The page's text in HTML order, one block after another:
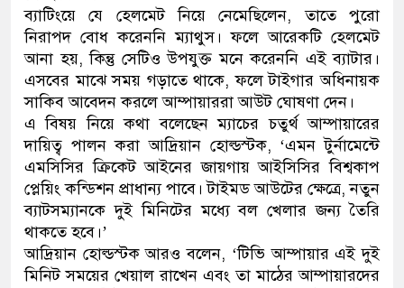
থানা পুলিশ
ব্যাটিংয়ে যে হেলমেট নিয়ে নেমেছিলেন, তাতে পুরো
নিরাপদ বোধ করেননি ম্যাথুস। ফলে আরেকটি হেলমেট
আনা হয়, কিন্তু সেটিও উপযুক্ত মনে করেননি এই ব্যাটার।
এসবের মাঝে সময় গড়াতে থাকে, ফলে টাইগার অধিনায়ক
সাকিব আবেদন করলে আম্পায়াররা আউট ঘোষণা দেন।
এ বিষয় নিয়ে কথা বলেছেন ম্যাচের চতুর্থ আম্পায়ারের
দায়িত্ব পালন করা আদ্রিয়ান হোল্ডস্টক, ‘এমন টুর্নামেন্টে
এমসিসির ক্রিকেট আইনের জায়গায় আইসিসির বিশ্বকাপ
প্লেয়িং কন্ডিশন প্রাধান্য পাবে। টাইমড আউটের ক্ষেত্রে, নতুন
ব্যাটসম্যানকে দুই মিনিটের মধ্যে বল খেলার জন্য তৈরি
থাকতে হবে।’
আদ্রিয়ান হোল্ডস্টক আরও বলেন, ‘টিভি আম্পায়ার এই দুই
মিনিট সময়ের খেয়াল রাখেন এবং তা মাঠের আম্পায়ারদের